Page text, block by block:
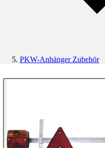
PKW-Anhänger Zubehör